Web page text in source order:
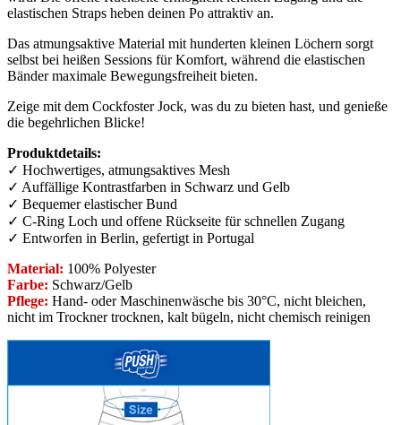
elastischen Straps heben deinen Po attraktiv an.
Das atmungsaktive Material mit hunderten kleinen Löchern sorgt
selbst bei heißen Sessions für Komfort, während die elastischen
Bänder maximale Bewegungsfreiheit bieten.
Zeige mit dem Cockfoster Jock, was du zu bieten hast, und genieße
die begehrlichen Blicke!
Produktdetails:
✓ Hochwertiges, atmungsaktives Mesh
✓ Auffällige Kontrastfarben in Schwarz und Gelb
✓ Bequemer elastischer Bund
✓ C-Ring Loch und offene Rückseite für schnellen Zugang
✓ Entworfen in Berlin, gefertigt in Portugal
Material: 100% Polyester
Farbe: Schwarz/Gelb
Pflege: Hand- oder Maschinenwäsche bis 30°C, nicht bleichen,
nicht im Trockner trocknen, kalt bügeln, nicht chemisch reinigen